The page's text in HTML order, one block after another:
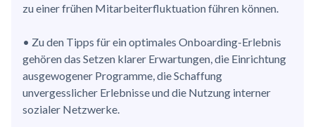
zu einer frühen Mitarbeiterfluktuation führen können.
• Zu den Tipps für ein optimales Onboarding-Erlebnis
gehören das Setzen klarer Erwartungen, die Einrichtung
ausgewogener Programme, die Schaffung
unvergesslicher Erlebnisse und die Nutzung interner
sozialer Netzwerke.